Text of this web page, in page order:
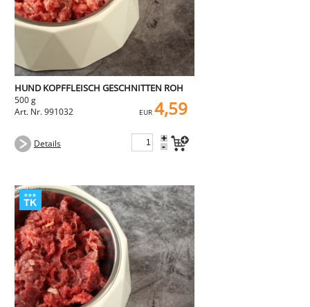
HUND KOPFFLEISCH GESCHNITTEN ROH
500 g
Art. Nr. 991032
EUR 4,59
Details +
-